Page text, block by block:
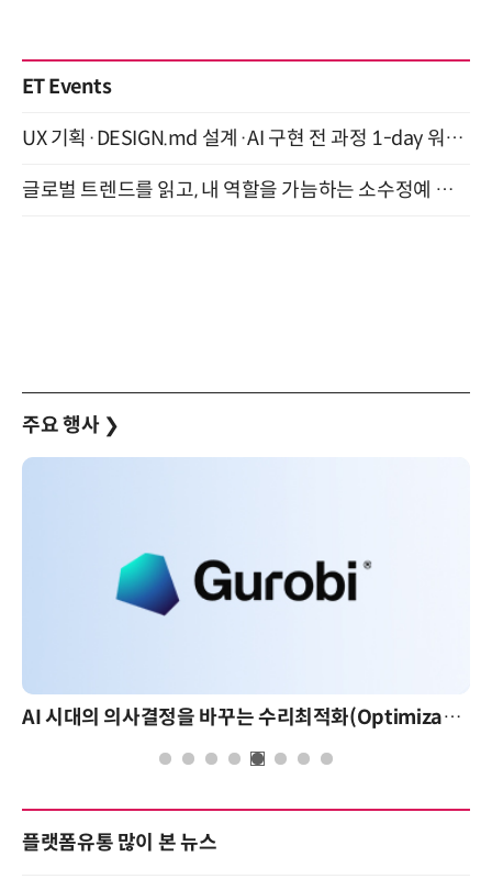
ET Events
UX 기획·DESIGN.md 설계·AI 구현 전 과정 1-day 워크숍 with Claude Code·Codex 9월 15일 개최
글로벌 트렌드를 읽고, 내 역할을 가늠하는 소수정예 실습 워크숍 (8/28)
주요 행사 ❯
AI 시대의 의사결정을 바꾸는 수리최적화(Optimization): 실제 산업 적용 사례와 활용 전략
플랫폼유통 많이 본 뉴스